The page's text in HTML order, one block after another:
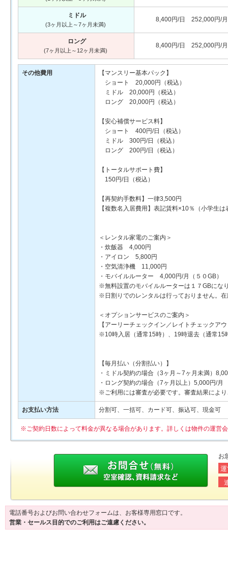
ミドル
(3ヶ月以上～7ヶ月未満)
8,400円/日 252,000円/月
ロング
(7ヶ月以上～12ヶ月未満)
8,400円/日 252,000円/月
その他費用
【マンスリー基本パック】
ショート 20,000円（税込）
ミドル 20,000円（税込）
ロング 20,000円（税込）
【安心補償サービス料】
ショート 400円/日（税込）
ミドル 300円/日（税込）
ロング 200円/日（税込）
【トータルサポート費】
150円/日（税込）
【再契約手数料】一律3,500円
【複数名入居費用】表記賃料×10％（小学生
＜レンタル家電のご案内＞
・炊飯器 4,000円
・アイロン 5,800円
・空気清浄機 11,000円
・モバイルルーター 4,000円/月（５０GB）
※無料設置のモバイルルーターは１７GBにな
※日割りでのレンタルは行っておりません。
＜オプションサービスのご案内＞
【アーリーチェックイン／レイトチェックア
※10時入居（通常15時）、19時退去（通常15
【毎月払い（分割払い）】
・ミドル契約の場合（3ヶ月～7ヶ月未満）
・ロング契約の場合（7ヶ月以上）5,000円/月
※ご利用には審査が必要です。審査結果によ
お支払い方法 分割可、一括可、カード可、振込可、現金可
※ご契約日数によって料金が異なる場合があります。詳しくは物件の運営
お
電話番号およびお問い合わせフォームは、お客様専用窓口です。
営業・セールス目的でのご利用はご遠慮ください。